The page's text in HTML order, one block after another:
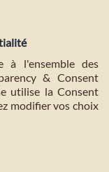
à l'ensemble des
& Consent
utilise la Consent
modifier vos choix